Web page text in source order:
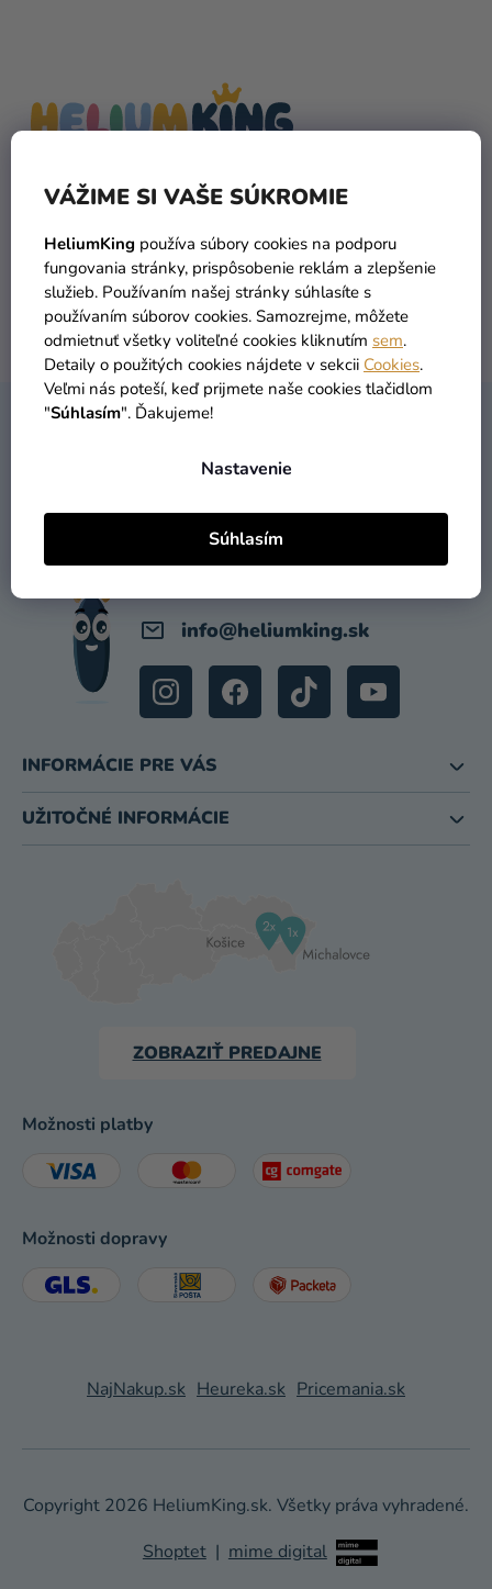
VÁŽIME SI VAŠE SÚKROMIE
HeliumKing používa súbory cookies na podporu
fungovania stránky, prispôsobenie reklám a zlepšenie
služieb. Používaním našej stránky súhlasíte s
používaním súborov cookies. Samozrejme, môžete
odmietnuť všetky voliteľné cookies kliknutím sem.
Detaily o použitých cookies nájdete v sekcii Cookies.
Veľmi nás poteší, keď prijmete naše cookies tlačidlom
"Súhlasím". Ďakujeme!
Nastavenie
Súhlasím
a merch
Kreatívne
potreby
Personalizované
produkty
Témy
Výpredaj
info@heliumking.sk
E
info@heliumking.sk
02/33070404
INFORMÁCIE PRE VÁS
UŽITOČNÉ INFORMÁCIE
ZOBRAZIŤ PREDAJNE
Možnosti platby
Možnosti dopravy
NajNakup.sk Heureka.sk Pricemania.sk
Shoptet | mime digital
Copyright 2026 HeliumKing.sk. Všetky práva vyhradené.